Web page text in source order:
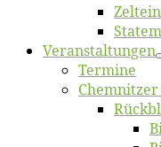
Ver­an­stal­tun­gen
Ter­mi­ne